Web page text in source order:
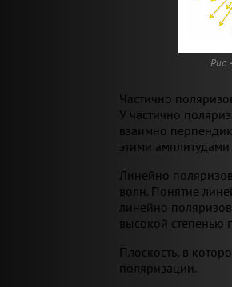
Рис.
Частично
У частично
взаимно
этими
Линейно
волн. Понятие
линейно
высокой степенью
Плоскость, в
поляризации.